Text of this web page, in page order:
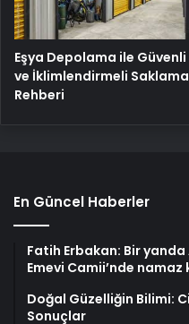
Eşya Depolama ile Güvenli
ve İklimlendirmeli Saklama
Rehberi
En Güncel Haberler
Fatih Erbakan: Bir yanda
Emevi Camii’nde namaz
Doğal Güzelliğin Bilimi:
Sonuçlar